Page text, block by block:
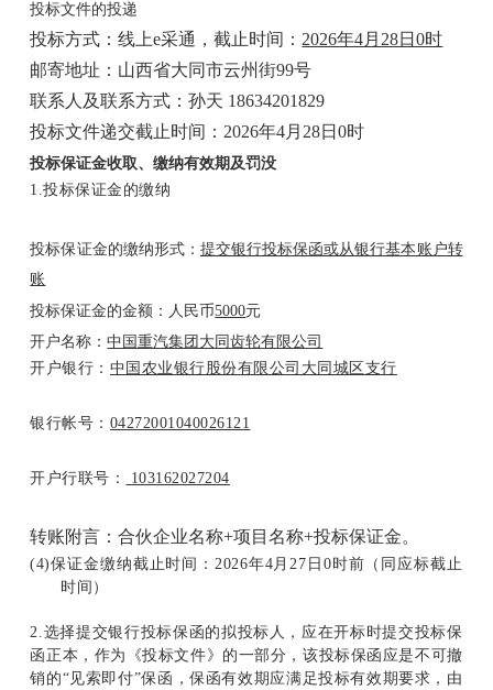
投标文件的投递
投标方式：线上e采通，截止时间： 2026年4月28日0时
邮寄地址：山西省大同市云州街99号
联系人及联系方式：孙天 18634201829
投标文件递交截止时间：2026年4月28日0时
投标保证金收取、缴纳有效期及罚没
1.投标保证金的缴纳
投标保证金的缴纳形式： 提交银行投标保函或从银行基本账户转
账
投标保证金的金额：人民币5000元
开户名称：中国重汽集团大同齿轮有限公司
开户银行： 中国农业银行股份有限公司大同城区支行
银行帐号： 04272001040026121
开户行联号： 103162027204
转账附言：合伙企业名称+项目名称+投标保证金。
(4)保证金缴纳截止时间：2026年4月27日0时前（同应标截止
时间）
2.选择提交银行投标保函的拟投标人，应在开标时提交投标保
函正本，作为《投标文件》的一部分，该投标保函应是不可撤
销的“见索即付”保函，保函有效期应满足投标有效期要求，由